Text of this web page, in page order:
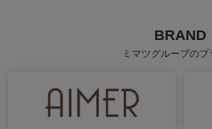
BRAND
ミマツグループのブ